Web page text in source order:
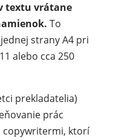
textu vrátane
To
strany A4 pri
alebo cca 250
prekladatelia)
prác
copywritermi, ktorí